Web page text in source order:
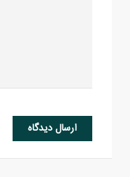
ارسال دیدگاه